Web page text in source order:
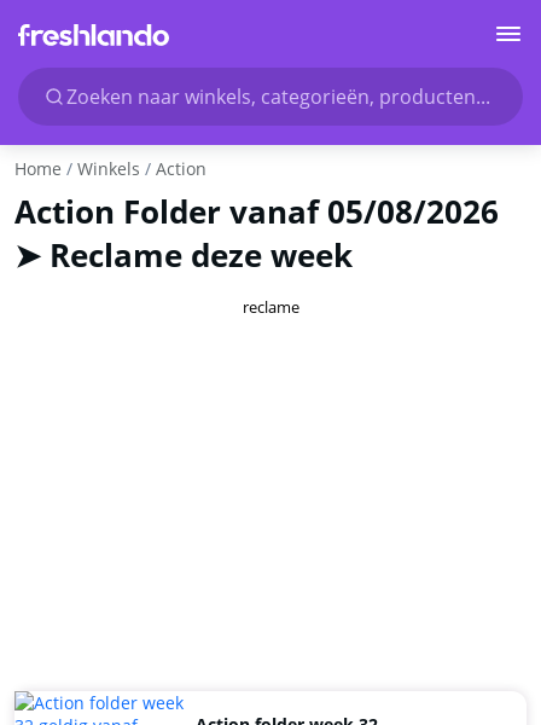
Zoeken naar winkels, categorieën, producten...
Home Winkels Action
Action Folder vanaf 05/08/2026
➤ Reclame deze week
reclame